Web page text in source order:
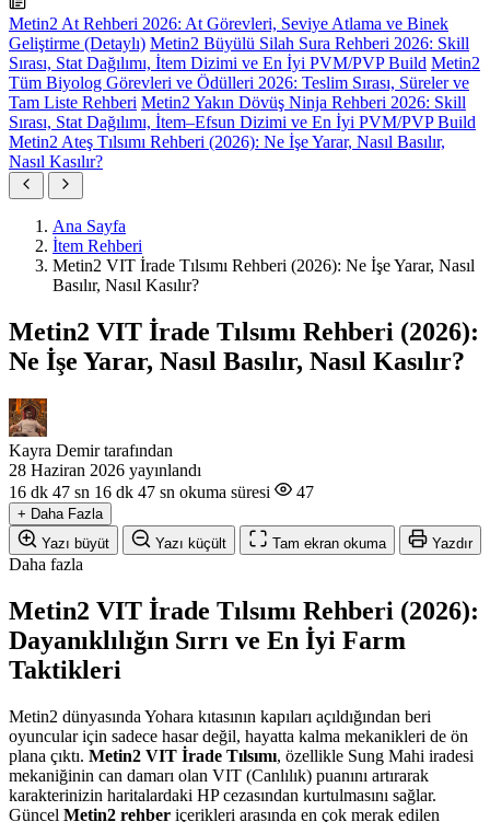
Metin2 At Rehberi 2026: At Görevleri, Seviye Atlama ve Binek
Geliştirme (Detaylı) Metin2 Büyülü Silah Sura Rehberi 2026: Skill
Sırası, Stat Dağılımı, İtem Dizimi ve En İyi PVM/PVP Build Metin2
Tüm Biyolog Görevleri ve Ödülleri 2026: Teslim Sırası, Süreler ve
Tam Liste Rehberi Metin2 Yakın Dövüş Ninja Rehberi 2026: Skill
Sırası, Stat Dağılımı, İtem–Efsun Dizimi ve En İyi PVM/PVP Build
Metin2 Ateş Tılsımı Rehberi (2026): Ne İşe Yarar, Nasıl Basılır,
Nasıl Kasılır?
Ana Sayfa
İtem Rehberi
Metin2 VIT İrade Tılsımı Rehberi (2026): Ne İşe Yarar, Nasıl
Basılır, Nasıl Kasılır?
Metin2 VIT İrade Tılsımı Rehberi (2026):
Ne İşe Yarar, Nasıl Basılır, Nasıl Kasılır?
Kayra Demirtarafından
28 Haziran 2026 yayınlandı
16 dk 47 sn 16 dk 47 sn okuma süresi 47
+ Daha Fazla
Yazı büyüt
Yazı küçült Tam ekran okuma Yazdır
Daha fazla
Metin2 VIT İrade Tılsımı Rehberi (2026):
Dayanıklılığın Sırrı ve En İyi Farm
Taktikleri
Metin2 dünyasında Yohara kıtasının kapıları açıldığından beri
oyuncular için sadece hasar değil, hayatta kalma mekanikleri de ön
plana çıktı. Metin2 VIT İrade Tılsımı, özellikle Sung Mahi iradesi
mekaniğinin can damarı olan VIT (Canlılık) puanını artırarak
karakterinizin haritalardaki HP cezasından kurtulmasını sağlar.
Güncel Metin2 rehber içerikleri arasında en çok merak edilen